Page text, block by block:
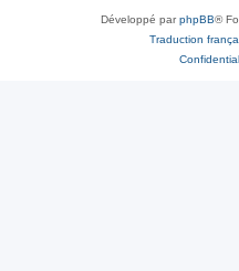
Développé parphpBB®
Traduction